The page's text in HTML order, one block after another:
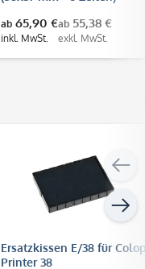
ab 65,90 €
inkl. MwSt.
ab 55,38 €
exkl. MwSt.
Ersatzkissen E/38 für
Printer 38